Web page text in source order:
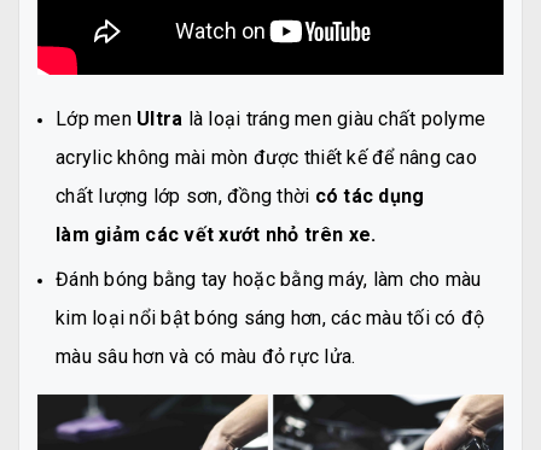
Lớp menUltra là loại tráng men giàu chất polyme
acrylic không mài mòn được thiết kế để nâng cao
chất lượng lớp sơn, đồng thời có tác dụng
làm giảm các vết xướt nhỏ trên xe.
Đánh bóng bằng tay hoặc bằng máy, làm cho màu
kim loại nổi bật bóng sáng hơn, các màu tối có độ
màu sâu hơn và có màu đỏ rực lửa.